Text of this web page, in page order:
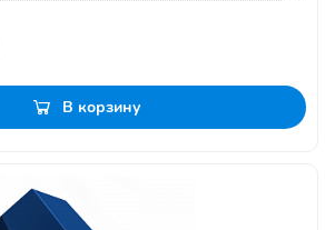
В корзину